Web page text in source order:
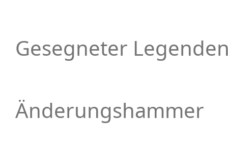
Gesegneter
Änderungshammer